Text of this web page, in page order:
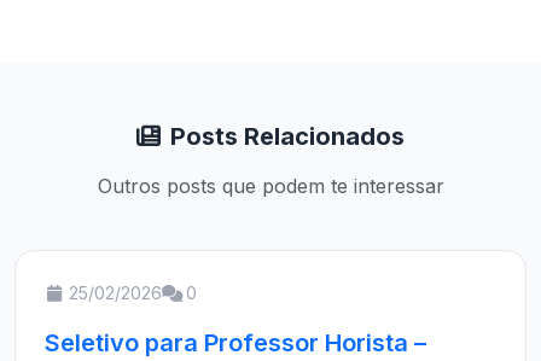
Posts Relacionados
Outros posts que podem te interessar
25/02/2026 0
Seletivo para Professor Horista –